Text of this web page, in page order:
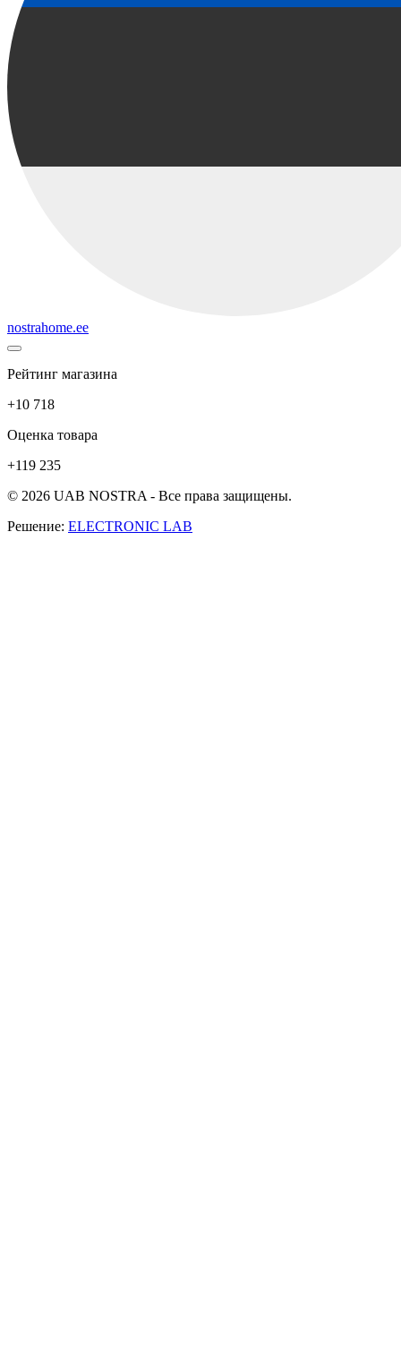
nostrahome.ee
Рейтинг магазина
+10 718
Оценка товара
+119 235
© 2026 UAB NOSTRA - Все права защищены.
Решение: ELECTRONIC LAB